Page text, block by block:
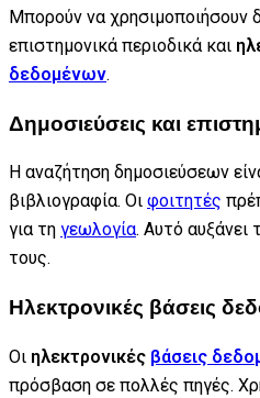
Μπορούν να χρησιμοποιήσουν
επιστημονικά περιοδικά και
δεδομένων.
Δημοσιεύσεις και
Η αναζήτηση δημοσιεύσεων
βιβλιογραφία. Οι φοιτητές
για τη γεωλογία. Αυτό αυξάνει
τους.
Ηλεκτρονικές βάσεις
Οι ηλεκτρονικές βάσεις
πρόσβαση σε πολλές πηγές.